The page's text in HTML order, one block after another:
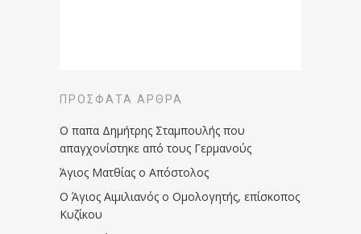
ΠΡΌΣΦΑΤΑ ΆΡΘΡΑ
Ο παπα Δημήτρης Σταμπουλής που
απαγχονίστηκε από τους Γερμανούς
Άγιος Ματθίας ο Απόστολος
Ο Άγιος Αιμιλιανός ο Ομολογητής, επίσκοπος
Κυζίκου